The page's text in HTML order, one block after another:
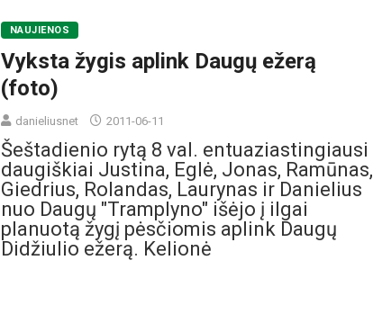
NAUJIENOS
Vyksta žygis aplink Daugų ežerą
(foto)
danieliusnet 2011-06-11
Šeštadienio rytą 8 val. entuaziastingiausi
daugiškiai Justina, Eglė, Jonas, Ramūnas,
Giedrius, Rolandas, Laurynas ir Danielius
nuo Daugų "Tramplyno" išėjo į ilgai
planuotą žygį pėsčiomis aplink Daugų
Didžiulio ežerą. Kelionė